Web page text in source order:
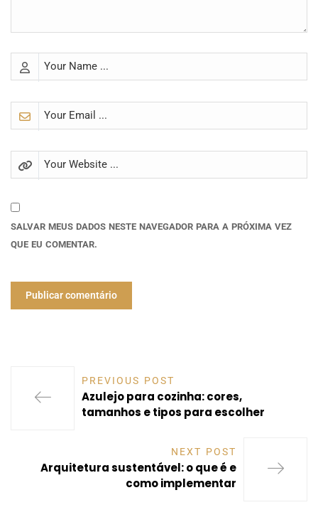
SALVAR MEUS DADOS NESTE NAVEGADOR PARA A PRÓXIMA VEZ
QUE EU COMENTAR.
PREVIOUS POST
Azulejo para cozinha: cores,
tamanhos e tipos para escolher
NEXT POST
Arquitetura sustentável: o que é e
como implementar